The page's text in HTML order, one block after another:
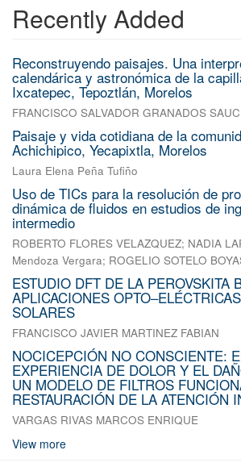
Recently Added
Reconstruyendo paisajes. Una
calendárica y astronómica de la
Ixcatepec, Tepoztlán, Morelos
FRANCISCO SALVADOR GRANADOS
Paisaje y vida cotidiana de la
Achichipico, Yecapixtla, Morelos
Laura Elena Peña Tufiño
Uso de TICs para la resolución de
dinámica de fluidos en estudios de
intermedio
ROBERTO FLORES VELAZQUEZ; NADIA
Mendoza Vergara; ROGELIO SOTELO
ESTUDIO DFT DE LA PEROVSKITA
APLICACIONES
SOLARES
FRANCISCO JAVIER MARTINEZ FABIAN
NOCICEPCIÓN NO CONSCIENTE:
EXPERIENCIA DE DOLOR Y EL
UN MODELO DE FILTROS
RESTAURACIÓN DE LA ATENCIÓN
VARGAS RIVAS MARCOS ENRIQUE
View more